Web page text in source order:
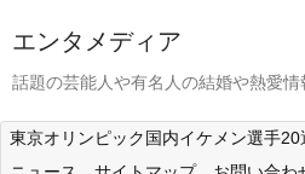
エンタメディア
話題の芸能人や有名人の結婚や熱愛情
東京オリンピック国内イケメン選手20